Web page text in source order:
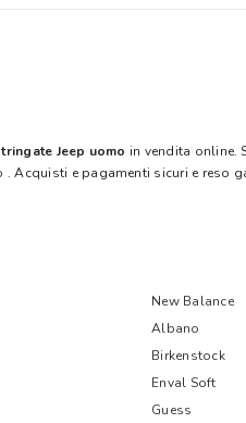
Jeep uomo in vendita online.
. Acquisti e pagamenti sicuri e reso
New Balance
Albano
Birkenstock
Enval Soft
Guess